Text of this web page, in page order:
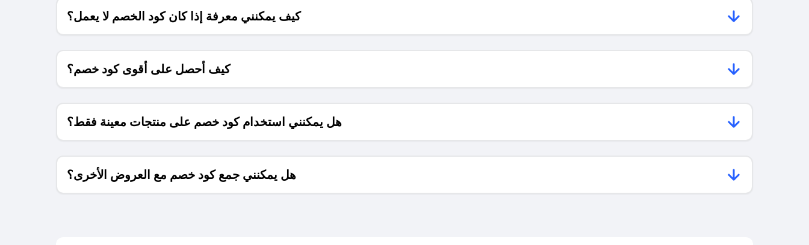
كيف يمكنني معرفة إذا كان كود الخصم لا يعمل؟
كيف أحصل على أقوى كود خصم؟
هل يمكنني استخدام كود خصم على منتجات معينة فقط؟
هل يمكنني جمع كود خصم مع العروض الأخرى؟